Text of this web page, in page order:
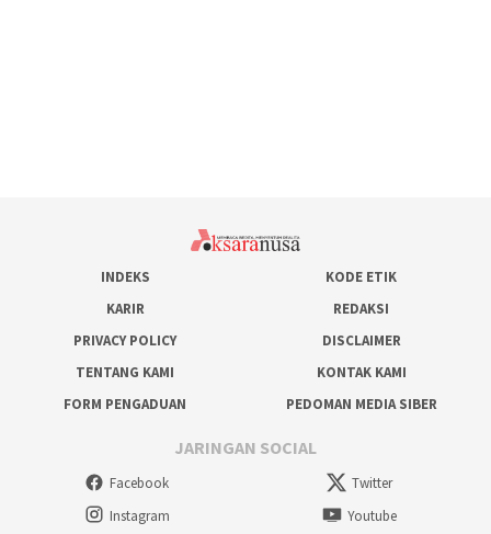
INDEKS
KODE ETIK
KARIR
REDAKSI
PRIVACY POLICY
DISCLAIMER
TENTANG KAMI
KONTAK KAMI
FORM PENGADUAN
PEDOMAN MEDIA SIBER
JARINGAN SOCIAL
Facebook
Twitter
Instagram
Youtube